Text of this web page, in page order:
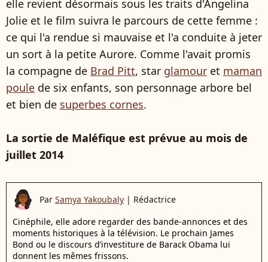
elle revient désormais sous les traits d'Angelina
Jolie et le film suivra le parcours de cette femme :
ce qui l'a rendue si mauvaise et l'a conduite à jeter
un sort à la petite Aurore. Comme l'avait promis
la compagne de Brad Pitt, star glamour et maman
poule de six enfants, son personnage arbore bel
et bien de superbes cornes.
La sortie de Maléfique est prévue au mois de
juillet 2014
Par Samya Yakoubaly | Rédactrice
Cinéphile, elle adore regarder des bande-annonces et des
moments historiques à la télévision. Le prochain James
Bond ou le discours d’investiture de Barack Obama lui
donnent les mêmes frissons.